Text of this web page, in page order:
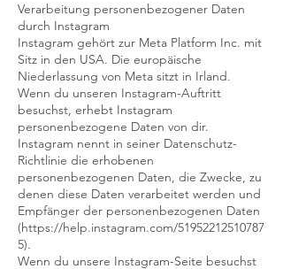
Verarbeitung personenbezogener Daten
durch Instagram
Instagram gehört zur Meta Platform Inc. mit
Sitz in den USA. Die europäische
Niederlassung von Meta sitzt in Irland.
Wenn du unseren Instagram-Auftritt
besuchst, erhebt Instagram
personenbezogene Daten von dir.
Instagram nennt in seiner Datenschutz-
Richtlinie die erhobenen
personenbezogenen Daten, die Zwecke, zu
denen diese Daten verarbeitet werden und
Empfänger der personenbezogenen Daten
(https://help.instagram.com/51952212510787
5).
Wenn du unsere Instagram-Seite besuchst